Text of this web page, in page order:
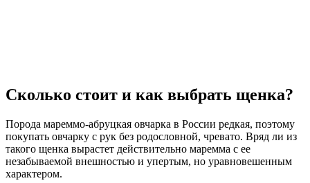
Сколько стоит и как выбрать щенка?
Порода мареммо-абруцкая овчарка в России редкая, поэтому
покупать овчарку с рук без родословной, чревато. Вряд ли из
такого щенка вырастет действительно маремма с ее
незабываемой внешностью и упертым, но уравновешенным
характером.